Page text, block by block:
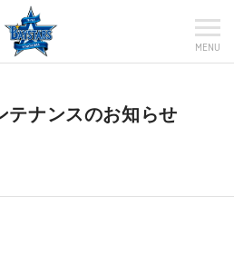
MENU
テナンスのお知らせ